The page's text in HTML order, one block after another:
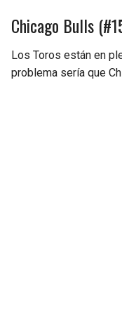
Chicago Bulls
Los Toros están en
problema sería que